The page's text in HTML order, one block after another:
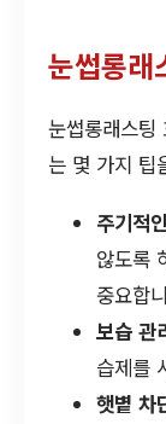
눈썹롱래
눈썹롱래스팅
는 몇 가지 팁
주기적
않도록
중요합
보습 관
습제를
햇볕 차